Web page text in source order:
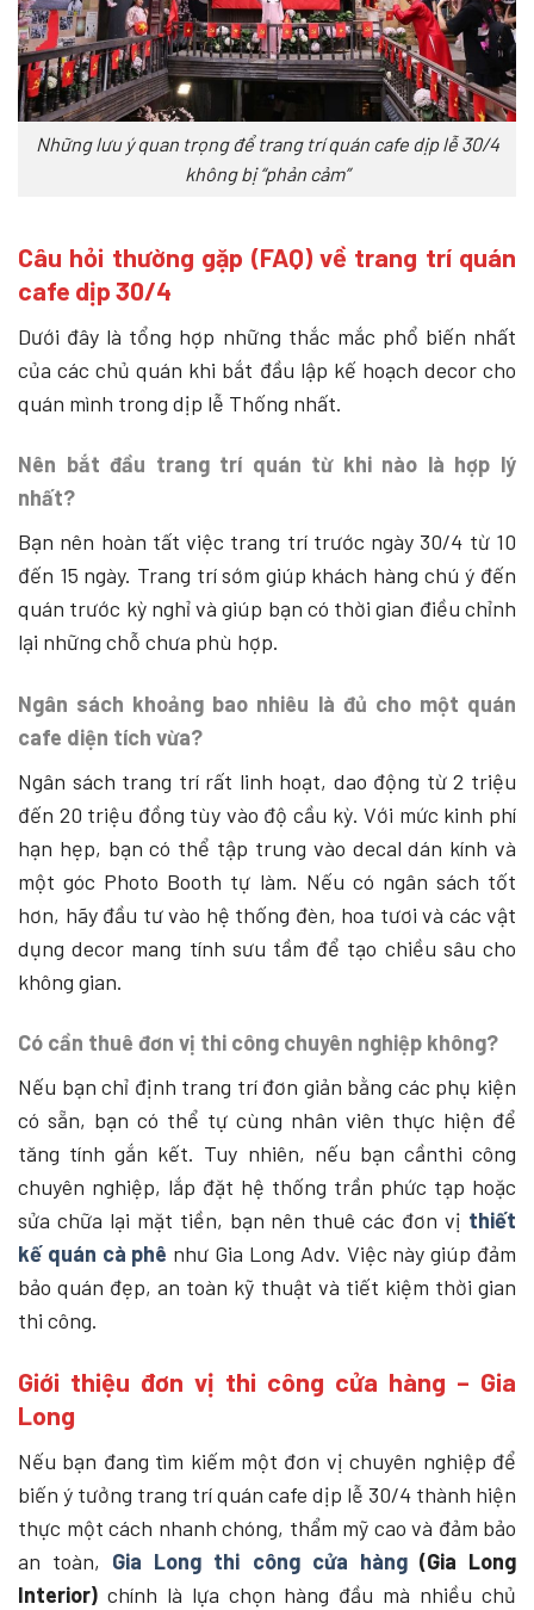
Những lưu ý quan trọng để trang trí quán cafe dịp lễ 30/4
không bị “phản cảm”
Câu hỏi thường gặp (FAQ) về trang trí quán
cafe dịp 30/4
Dưới đây là tổng hợp những thắc mắc phổ biến nhất
của các chủ quán khi bắt đầu lập kế hoạch decor cho
quán mình trong dịp lễ Thống nhất.
Nên bắt đầu trang trí quán từ khi nào là hợp lý
nhất?
Bạn nên hoàn tất việc trang trí trước ngày 30/4 từ 10
đến 15 ngày. Trang trí sớm giúp khách hàng chú ý đến
quán trước kỳ nghỉ và giúp bạn có thời gian điều chỉnh
lại những chỗ chưa phù hợp.
Ngân sách khoảng bao nhiêu là đủ cho một quán
cafe diện tích vừa?
Ngân sách trang trí rất linh hoạt, dao động từ 2 triệu
đến 20 triệu đồng tùy vào độ cầu kỳ. Với mức kinh phí
hạn hẹp, bạn có thể tập trung vào decal dán kính và
một góc Photo Booth tự làm. Nếu có ngân sách tốt
hơn, hãy đầu tư vào hệ thống đèn, hoa tươi và các vật
dụng decor mang tính sưu tầm để tạo chiều sâu cho
không gian.
Có cần thuê đơn vị thi công chuyên nghiệp không?
Nếu bạn chỉ định trang trí đơn giản bằng các phụ kiện
có sẵn, bạn có thể tự cùng nhân viên thực hiện để
tăng tính gắn kết. Tuy nhiên, nếu bạn cầnthi công
chuyên nghiệp, lắp đặt hệ thống trần phức tạp hoặc
sửa chữa lại mặt tiền, bạn nên thuê các đơn vị thiết
kế quán cà phê như Gia Long Adv. Việc này giúp đảm
bảo quán đẹp, an toàn kỹ thuật và tiết kiệm thời gian
thi công.
Giới thiệu đơn vị thi công cửa hàng – Gia
Long
Nếu bạn đang tìm kiếm một đơn vị chuyên nghiệp để
biến ý tưởng trang trí quán cafe dịp lễ 30/4 thành hiện
thực một cách nhanh chóng, thẩm mỹ cao và đảm bảo
an toàn, Gia Long thi công cửa hàng(Gia Long
Interior) chính là lựa chọn hàng đầu mà nhiều chủ